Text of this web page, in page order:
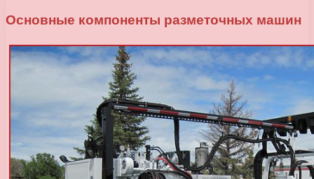
Основные компоненты разметочных машин